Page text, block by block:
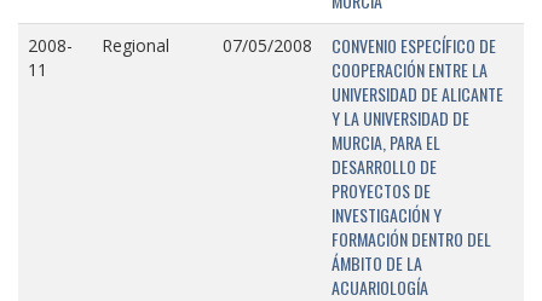
2008-
11
Regional 07/05/2008
CONVENIO ESPECÍFICO DE
COOPERACIÓN ENTRE LA
UNIVERSIDAD DE ALICANTE
Y LA UNIVERSIDAD DE
MURCIA, PARA EL
DESARROLLO DE
PROYECTOS DE
INVESTIGACIÓN Y
FORMACIÓN DENTRO DEL
ÁMBITO DE LA
ACUARIOLOGÍA